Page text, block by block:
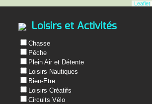
Leaflet
Loisirs et Activités
Chasse
Pêche
Plein Air et Détente
Loisirs Nautiques
Bien-Etre
Loisirs Créatifs
Circuits Vélo